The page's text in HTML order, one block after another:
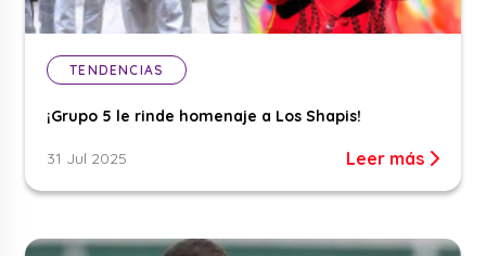
TENDENCIAS
¡Grupo 5 le rinde homenaje a Los Shapis!
31 Jul 2025 Leer más